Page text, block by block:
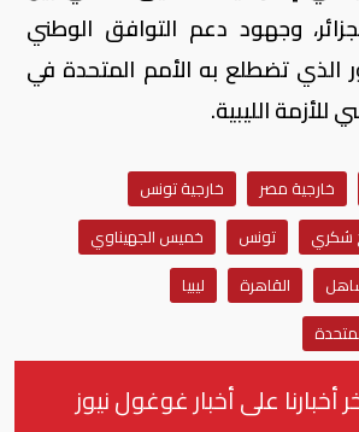
وجهود دعم التوافق الوطني
الذي تضطلع به الأمم المتحدة في
للأزمة الليبية.
خارجية مصر
خارجية تونس
شكري تونس
خميس الجهيناوي
القاهرة
ليبيا
أخبارنا على أخبار غوغول نيوز